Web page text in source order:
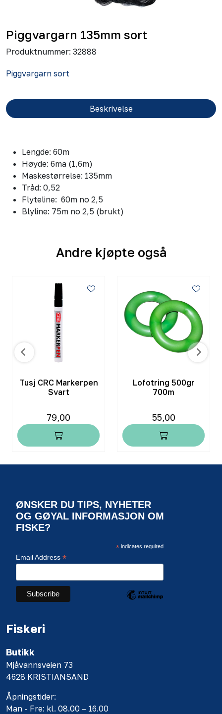
Piggvargarn 135mm sort
Produktnummer: 32888
Piggvargarn sort
Beskrivelse
Lengde: 60m
Høyde: 6ma (1,6m)
Maskestørrelse: 135mm
Tråd: 0,52
Flyteline: 60m no 2,5
Blyline: 75m no 2,5 (brukt)
Andre kjøpte også
Tusj CRC Markerpen
Svart
79,00
Lofotring 500gr
700m
55,00
ØNSKER DU TIPS, NYHETER
OG GØYAL INFORMASJON OM
FISKE?
*indicates required
Email Address *
Fiskeri
Butikk
Mjåvannsveien 73
4628 KRISTIANSAND
Åpningstider:
Man - Fre: kl. 08.00 – 16.00